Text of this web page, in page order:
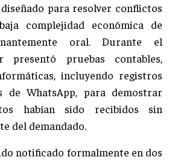
para resolver conflictos
complejidad económica de
oral. Durante el
pruebas contables,
incluyendo registros
de WhatsApp, para demostrar
habían sido recibidos sin
del demandado.
notificado formalmente en dos